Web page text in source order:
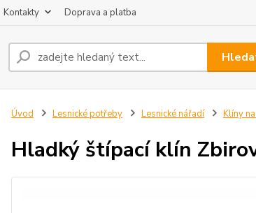
Kontakty Doprava a platba
Úvod Lesnické potřeby Lesnické nářadí Klíny
Hladký štípací klín